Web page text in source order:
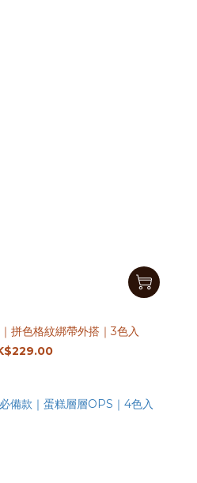
拼色格紋綁帶外搭｜3色入